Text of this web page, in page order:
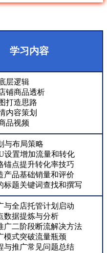
学习内容
层逻辑
铺商品透析
打造思路
内容策划
品视频
与布局策略
设置增加流量和转化
锚点提升转化率技巧
产品基础销量和评价
标题关键词查找和撰写
与全店托管计划启动
数据提炼与分析
广二阶段断流解决方法
模式突破流量瓶颈
与推广常见问题总结